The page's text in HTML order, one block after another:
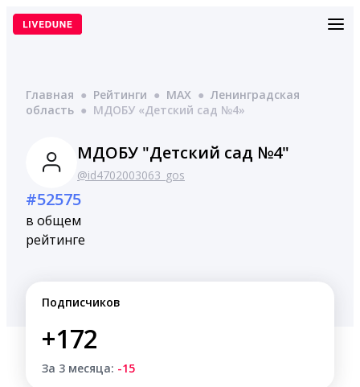
Перейти
Главная ● Рейтинги ● MAX ● Ленинградская
область ● МДОБУ «Детский сад №4»
МДОБУ "Детский сад №4"
@id4702003063_gos
#52575
в общем
рейтинге
Подписчиков
+172
За 3 месяца: -15